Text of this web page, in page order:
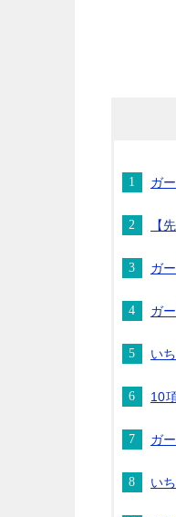
ガ
【
ガ
ガ
い
10
ガ
い